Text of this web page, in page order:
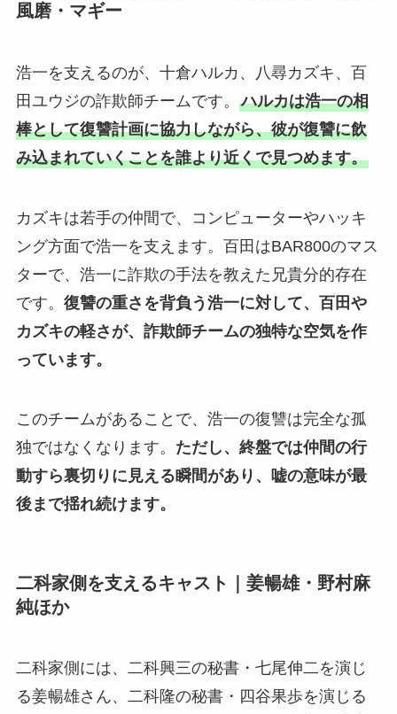
風磨・マギー
浩一を支えるのが、十倉ハルカ、八尋カズキ、百
田ユウジの詐欺師チームです。 ハルカは浩一の相
棒として復讐計画に協力しながら、彼が復讐に飲
み込まれていくことを誰より近くで見つめます。
カズキは若手の仲間で、コンピューターやハッキ
ング方面で浩一を支えます。百田はBAR800のマス
ターで、浩一に詐欺の手法を教えた兄貴分的存在
です。 復讐の重さを背負う浩一に対して、百田や
カズキの軽さが、詐欺師チームの独特な空気を作
っています。
このチームがあることで、浩一の復讐は完全な孤
独ではなくなります。 ただし、終盤では仲間の行
動すら裏切りに見える瞬間があり、嘘の意味が最
後まで揺れ続けます。
二科家側を支えるキャスト｜姜暢雄・野村麻
純ほか
二科家側には、二科興三の秘書・七尾伸二を演じ
る姜暢雄さん、二科隆の秘書・四谷果歩を演じる